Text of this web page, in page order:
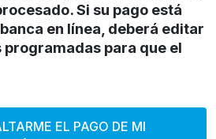
Si su pago está
en línea, deberá editar
para que el
EL PAGO DE MI